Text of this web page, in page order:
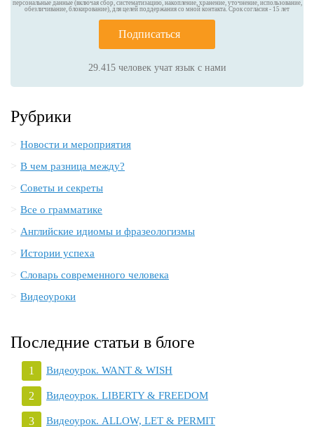
персональные данные (включая сбор, систематизацию, накопление, хранение, уточнение, использование,
обезличивание, блокирование), для целей поддержания со мной контакта. Срок согласия - 15 лет
Подписаться
29.415человек учат язык с нами
Рубрики
Новости и мероприятия
В чем разница между?
Советы и секреты
Все о грамматике
Английские идиомы и фразеологизмы
Истории успеха
Словарь современного человека
Видеоуроки
Последние статьи в блоге
Видеоурок. WANT & WISH
Видеоурок. LIBERTY & FREEDOM
Видеоурок. ALLOW, LET & PERMIT